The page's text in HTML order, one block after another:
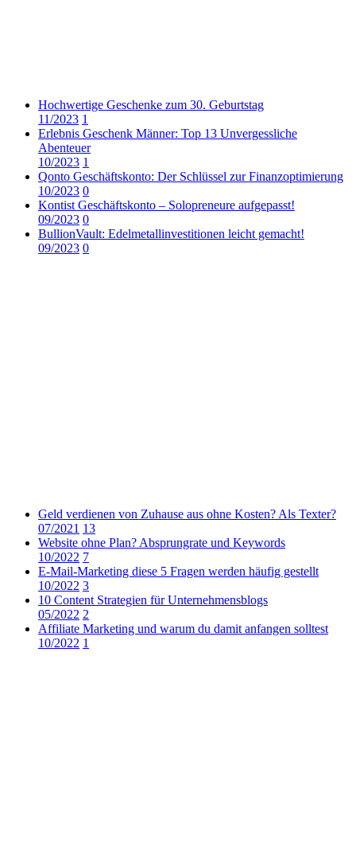
Hochwertige Geschenke zum 30. Geburtstag
11/2023 1
Erlebnis Geschenk Männer: Top 13 Unvergessliche
Abenteuer
10/2023 1
Qonto Geschäftskonto: Der Schlüssel zur Finanzoptimierung
10/2023 0
Kontist Geschäftskonto – Solopreneure aufgepasst!
09/2023 0
BullionVault: Edelmetallinvestitionen leicht gemacht!
09/2023 0
Geld verdienen von Zuhause aus ohne Kosten? Als Texter?
07/2021 13
Website ohne Plan? Absprungrate und Keywords
10/2022 7
E-Mail-Marketing diese 5 Fragen werden häufig gestellt
10/2022 3
10 Content Strategien für Unternehmensblogs
05/2022 2
Affiliate Marketing und warum du damit anfangen solltest
10/2022 1